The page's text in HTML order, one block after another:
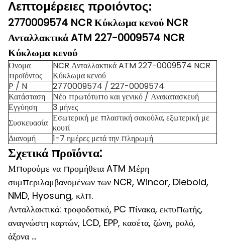
Λεπτομέρειες προιόντος:
2770009574 NCR Κύκλωμα κενού NCR
Ανταλλακτικά ATM 227-0009574 NCR
Κύκλωμα κενού
Ονομα
προϊόντος
NCR Ανταλλακτικά ATM 227-0009574 NCR
Κύκλωμα κενού
P / N
2770009574 / 227-0009574
Κατάσταση
Νέο πρωτότυπο και γενικό / Ανακατασκευή
Εγγύηση
3 μήνες
Συσκευασία Εσωτερική με πλαστική σακούλα, εξωτερική με
κουτί
Διανομή
1-7 ημέρες μετά την πληρωμή
Σχετικά προϊόντα:
Μπορούμε να προμήθεια ATM Μέρη
συμπεριλαμβανομένων των NCR, Wincor, Diebold,
NMD, Hyosung, κλπ.
Ανταλλακτικά: τροφοδοτικό, PC πίνακα, εκτυπωτής,
αναγνώστη καρτών, LCD, EPP, κασέτα, ζώνη, ρολό,
άξονα ...